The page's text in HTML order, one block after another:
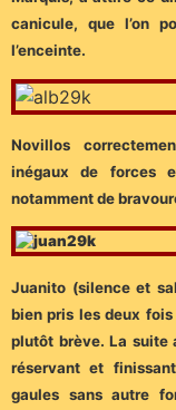
canicule, que l’on
l’enceinte.
Novillos
inégaux de forces
notamment de
Juanito (silence et
bien pris les deux fois
plutôt brève. La suite
réservant et
gaules sans autre